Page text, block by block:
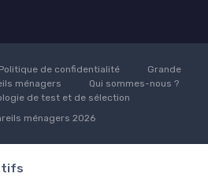
Politique de confidentialité
Grande
ménagers
Qui sommes-nous ?
de test et de sélection
ménagers 2026